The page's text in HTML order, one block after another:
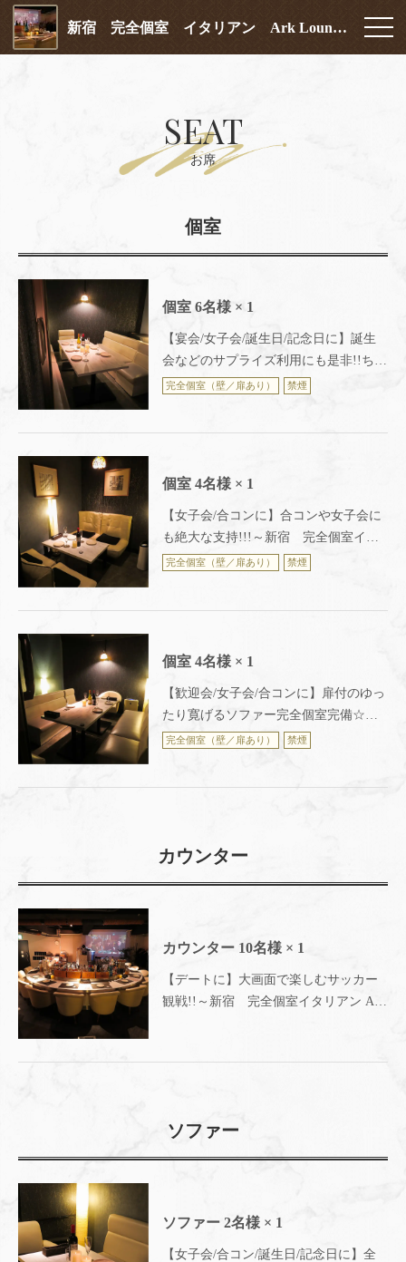
新宿 完全個室 イタリアン Ark Lounge (アークラウンジ) 新宿西口店
SEAT
お席
個室
個室 6名様 × 1
【宴会/女子会/誕生日/記念日に】誕生
会などのサプライズ利用にも是非!!ちょ
っと贅沢に誕生日や記念日に◎～新
完全個室（壁／扉あり） 禁煙
個室 4名様 × 1
【女子会/合コンに】合コンや女子会に
も絶大な支持!!!～新宿 完全個室イタ
リアン Ark Lounge新宿西口駅前店～
完全個室（壁／扉あり） 禁煙
個室 4名様 × 1
【歓迎会/女子会/合コンに】扉付のゆっ
たり寛げるソファー完全個室完備☆雰
囲気抜群の個室で素敵な時間を♪女子会
完全個室（壁／扉あり） 禁煙
カウンター
カウンター 10名様 × 1
【デートに】大画面で楽しむサッカー
観戦!!～新宿 完全個室イタリアン Ark
ソファー
ソファー 2名様 × 1
【女子会/合コン/誕生日/記念日に】全